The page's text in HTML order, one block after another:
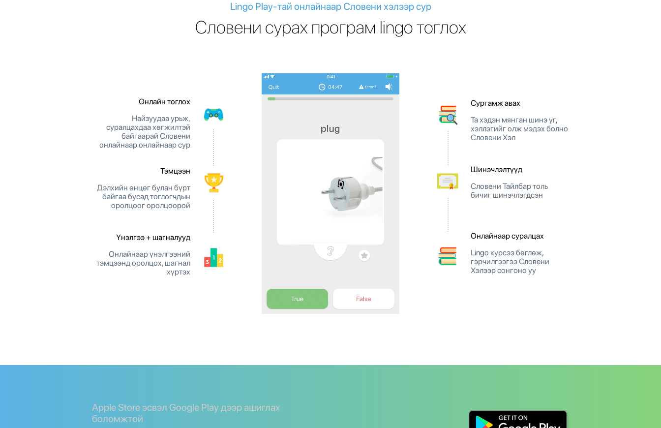
Lingo Play-тай онлайнаар Словени хэлээр сур
Словени сурах програм lingo тоглох
Онлайн тоглох
Найзуудаа урьж,
суралцахдаа хөгжилтэй
байгаарай Словени
онлайнаар онлайнаар сур
Тэмцээн
Дэлхийн өнцөг булан бүрт
байгаа бусад тоглогчдын
оролцоог оролцоорой
Үнэлгээ + шагналууд
Онлайнаар үнэлгээний
тэмцээнд оролцох, шагнал
хүртэх
Сургамж авах
Та хэдэн мянган шинэ үг,
хэллэгийг олж мэдэх болно
Словени Хэл
Шинэчлэлтүүд
Словени Тайлбар толь
бичиг шинэчлэгдсэн
Онлайнаар суралцах
Lingo курсээ бөглөж,
гэрчилгээгээ Словени
Хэлээр сонгоно уу
Apple Store эсвэл Google Play дээр ашиглах
боломжтой